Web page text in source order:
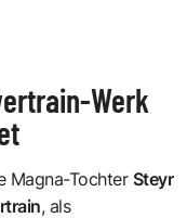
Werk
Magna-Tochter Steyr
, als